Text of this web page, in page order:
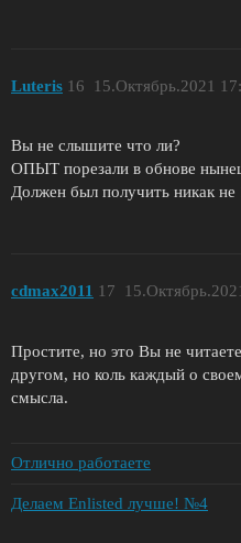
Luteris 15.Октябрь.2021
16
Вы не слышите что ли?
ОПЫТ порезали в обнове
Должен был получить никак не
cdmax2011 17
Простите, но это Вы не
другом, но коль каждый о
смысла.
Отлично работаете
Делаем Enlisted лучше! №4